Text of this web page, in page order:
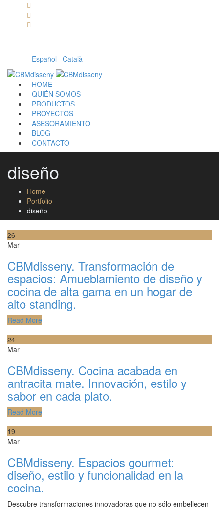
Español Català
HOME
QUIÉN SOMOS
PRODUCTOS
PROYECTOS
ASESORAMIENTO
BLOG
CONTACTO
diseño
Home
Portfolio
diseño
26
Mar
CBMdisseny. Transformación de
espacios: Amueblamiento de diseño y
cocina de alta gama en un hogar de
alto standing.
Read More
24
Mar
CBMdisseny. Cocina acabada en
antracita mate. Innovación, estilo y
sabor en cada plato.
Read More
19
Mar
CBMdisseny. Espacios gourmet:
diseño, estilo y funcionalidad en la
cocina.
Descubre transformaciones innovadoras que no sólo embellecen